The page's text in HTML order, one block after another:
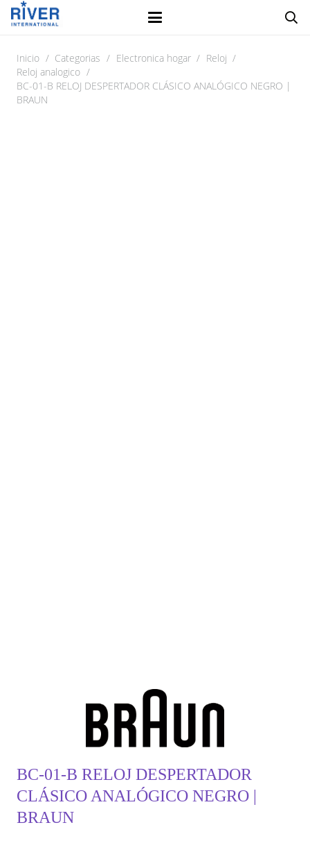
Inicio / Categorias / Electronica hogar / Reloj /
Reloj analogico /
BC-01-B RELOJ DESPERTADOR CLÁSICO ANALÓGICO NEGRO |
BRAUN
BC-01-B RELOJ DESPERTADOR
CLÁSICO ANALÓGICO NEGRO |
BRAUN